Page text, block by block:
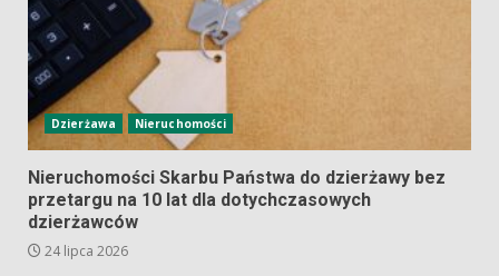
Dzierżawa Nieruchomości
Nieruchomości Skarbu Państwa do dzierżawy bez
przetargu na 10 lat dla dotychczasowych
dzierżawców
24 lipca 2026